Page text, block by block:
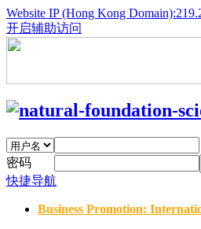
Website IP (Hong Kong
开启辅助访问
密码
快捷导航
Business Promotion: